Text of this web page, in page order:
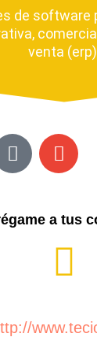
de software
venta
a tus